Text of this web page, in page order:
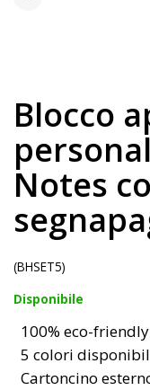
Blocco
Notes
(BHSET5)
Disponibile
100% eco-
5 colori
Cartoncino